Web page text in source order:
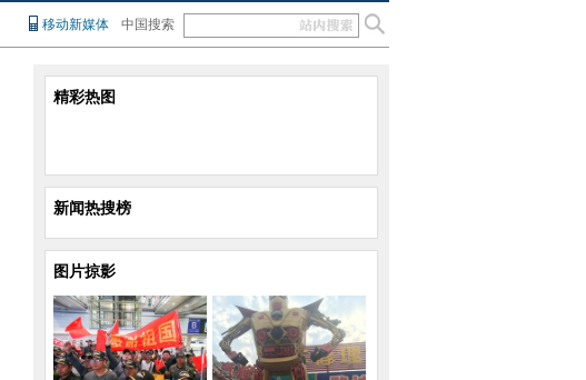
移动新媒体 中国搜索
精彩热图
新闻热搜榜
图片掠影